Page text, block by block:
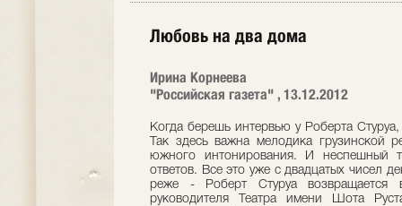
Любовь на два дома
Ирина Корнеева
"Российская газета" , 13.12.2012
Когда берешь интервью у Роберта
Так здесь важна мелодика грузинской
южного интонирования. И неспешный
ответов. Все это уже с двадцатых чисел
реже - Роберт Стуруа возвращается
руководителя Театра имени Шота